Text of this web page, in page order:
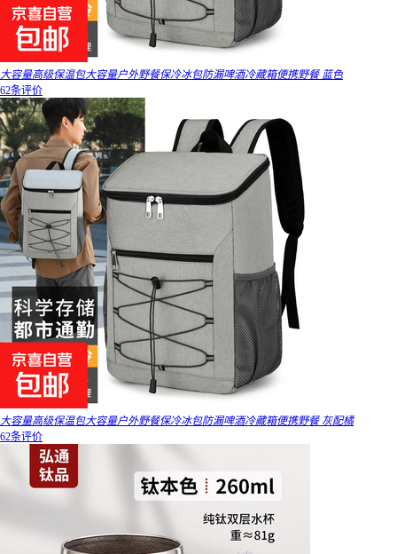
大容量高级保温包大容量户外野餐保冷冰包防漏啤酒冷藏箱便携野餐 蓝色
62条评价
大容量高级保温包大容量户外野餐保冷冰包防漏啤酒冷藏箱便携野餐 灰配橘
62条评价